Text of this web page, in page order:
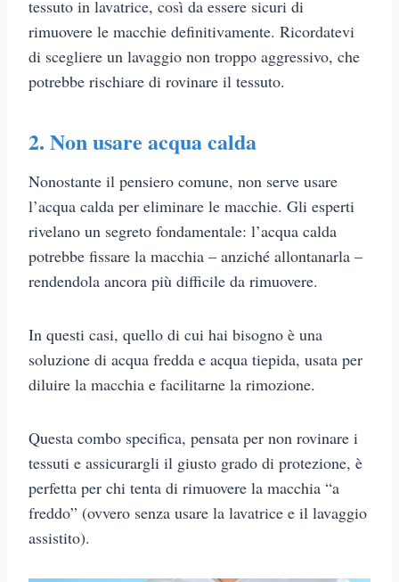
tessuto in lavatrice, così da essere sicuri di
rimuovere le macchie definitivamente. Ricordatevi
di scegliere un lavaggio non troppo aggressivo, che
potrebbe rischiare di rovinare il tessuto.
2. Non usare acqua calda
Nonostante il pensiero comune, non serve usare
l’acqua calda per eliminare le macchie. Gli esperti
rivelano un segreto fondamentale: l’acqua calda
potrebbe fissare la macchia – anziché allontanarla –
rendendola ancora più difficile da rimuovere.
In questi casi, quello di cui hai bisogno è una
soluzione di acqua fredda e acqua tiepida, usata per
diluire la macchia e facilitarne la rimozione.
Questa combo specifica, pensata per non rovinare i
tessuti e assicurargli il giusto grado di protezione, è
perfetta per chi tenta di rimuovere la macchia “a
freddo” (ovvero senza usare la lavatrice e il lavaggio
assistito).